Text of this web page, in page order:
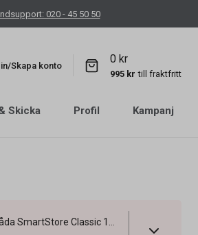
020 - 45 50 50
Skapa konto
0 kr
995 kr till fraktfritt
Skicka Profil Kampanj